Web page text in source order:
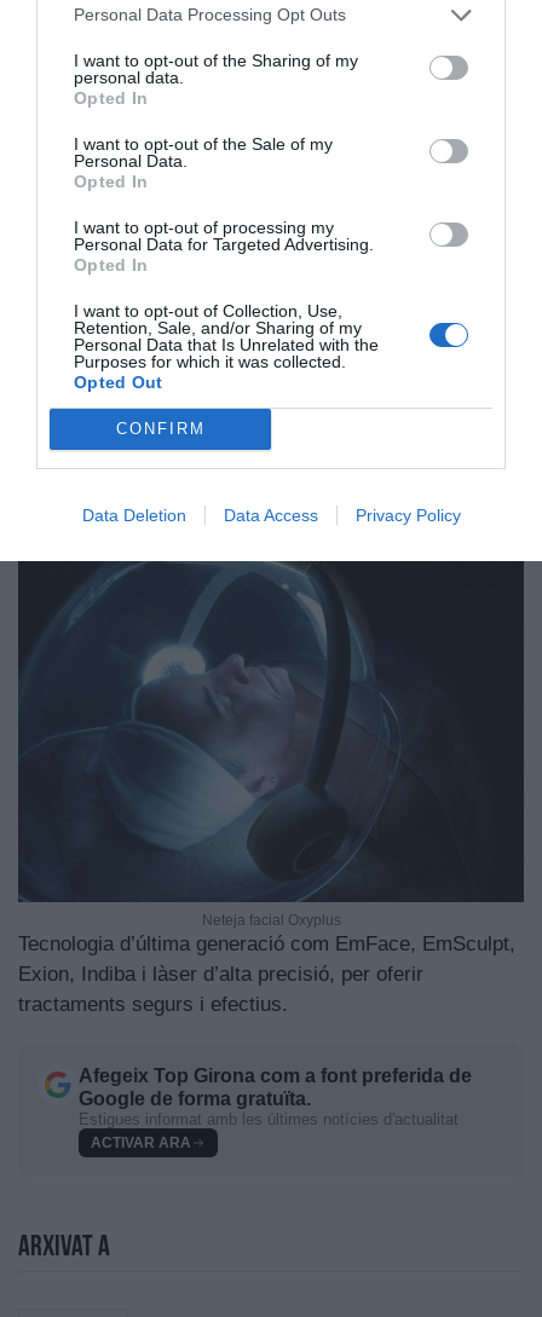
Personal Data Processing Opt Outs
I want to opt-out of the Sharing of my
personal data.
Opted In
I want to opt-out of the Sale of my
Personal Data.
Opted In
I want to opt-out of processing my
Personal Data for Targeted Advertising.
Opted In
I want to opt-out of Collection, Use,
Retention, Sale, and/or Sharing of my
Personal Data that Is Unrelated with the
Purposes for which it was collected.
Opted Out
CONFIRM
Data Deletion Data Access Privacy Policy
Ofereixen una àmplia gamma de serveis exclusius en
medicina estètica i regenerativa, cirurgia estètica,
tractaments facials i corporals, nutrició i tecnologia
mínimament invasius que garanteixen una recuperació
ràpida i resultats visibles des de la primera sessió. La
benestar i elegància natural. Definitivament, Senzia és
un espai on la bellesa i el benestar s’equilibren per
potenciar la teva millor versió.
Neteja facial Oxyplus
Tecnologia d’última generació com EmFace, EmSculpt,
Exion, Indiba i làser d’alta precisió, per oferir
tractaments segurs i efectius.
Afegeix Top Girona com a font preferida de
Google de forma gratuïta.
Estigues informat amb les últimes notícies d'actualitat
ACTIVAR ARA
Arxivat a